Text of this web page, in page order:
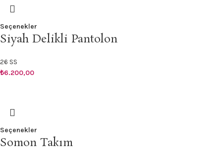
Seçenekler
Siyah Delikli Pantolon
26 SS
₺6.200,00
Seçenekler
Somon Takım